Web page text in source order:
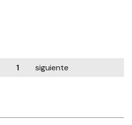
1 siguiente